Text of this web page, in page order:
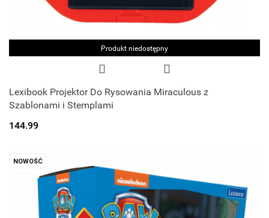
Produkt niedostępny
Lexibook Projektor Do Rysowania Miraculous z
Szablonami i Stemplami
144.99
NOWOŚĆ